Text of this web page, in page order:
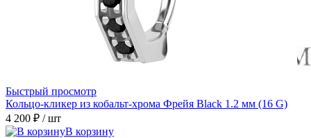
Быстрый просмотр
Кольцо-кликер из кобальт-хрома Фрейя Black 1.2 мм (16 G)
4 200 ₽ / шт
В корзину